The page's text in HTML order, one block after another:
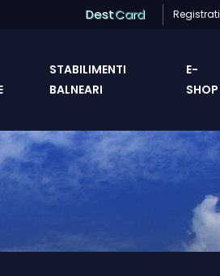
DestCard Registrati
STABILIMENTI
BALNEARI
E-
SHOP